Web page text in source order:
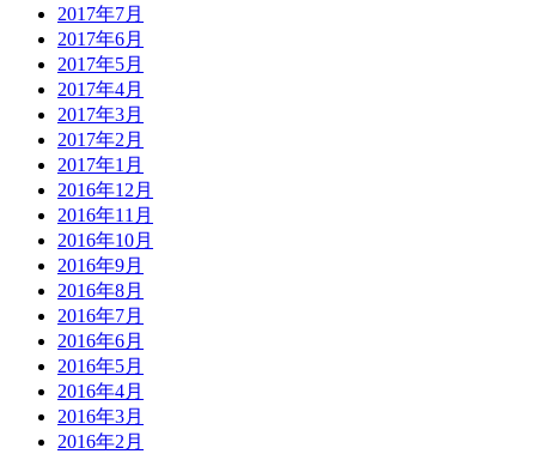
2017年7月
2017年6月
2017年5月
2017年4月
2017年3月
2017年2月
2017年1月
2016年12月
2016年11月
2016年10月
2016年9月
2016年8月
2016年7月
2016年6月
2016年5月
2016年4月
2016年3月
2016年2月